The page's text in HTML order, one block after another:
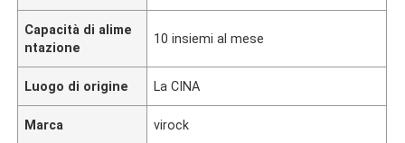
Capacità di alime
ntazione
10 insiemi al mese
Luogo di origine La CINA
Marca virock